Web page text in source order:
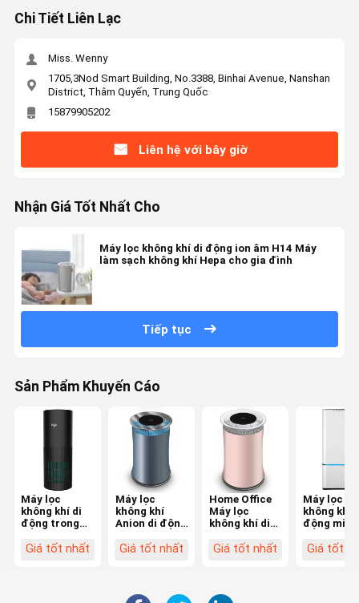
Chi Tiết Liên Lạc
Miss. Wenny
1705,3Nod Smart Building, No.3388, Binhai Avenue, Nanshan
District, Thâm Quyến, Trung Quốc
15879905202
Liên hệ với bây giờ
Nhận Giá Tốt Nhất Cho
Máy lọc không khí di động ion âm H14 Máy
làm sạch không khí Hepa cho gia đình
Tiếp tục
Sản Phẩm Khuyến Cáo
Máy lọc
không khí di
động trong
thấp với bộ
Giá tốt nhất
Máy lọc
không khí
Anion di động
trong nhà Độ
Giá tốt nhất
Home Office
Máy lọc
không khí di
tia UV Anion 3
Giá tốt nhất
Máy lọc
không khí
động mini
Máy làm
Giá tốt